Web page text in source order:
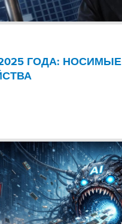
ГОДА: НОСИМЫЕ